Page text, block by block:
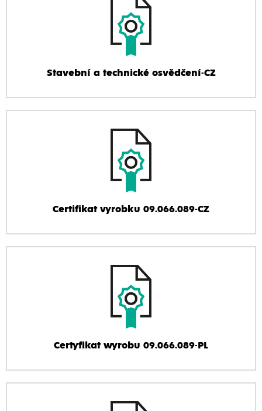
Stavební a technické osvědčení-CZ
Certifikat vyrobku 09.066.089-CZ
Certyfikat wyrobu 09.066.089-PL